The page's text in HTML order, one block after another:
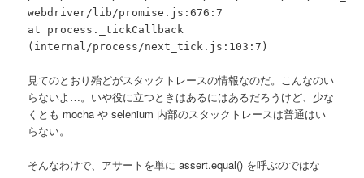
webdriver/lib/promise.js:676:7
at process._tickCallback
(internal/process/next_tick.js:103:7)
見てのとおり殆どがスタックトレースの情報なのだ。こんなのい
らないよ…。いや役に立つときはあるにはあるだろうけど、少な
くとも mocha や selenium 内部のスタックトレースは普通はい
らない。
そんなわけで、アサートを単に assert.equal() を呼ぶのではな